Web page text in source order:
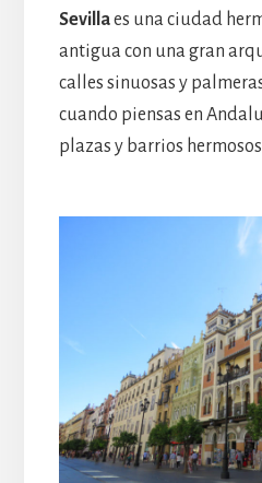
Sevillaes una ciudad
antigua con una gran
calles sinuosas y
cuando piensas en
plazas y barrios